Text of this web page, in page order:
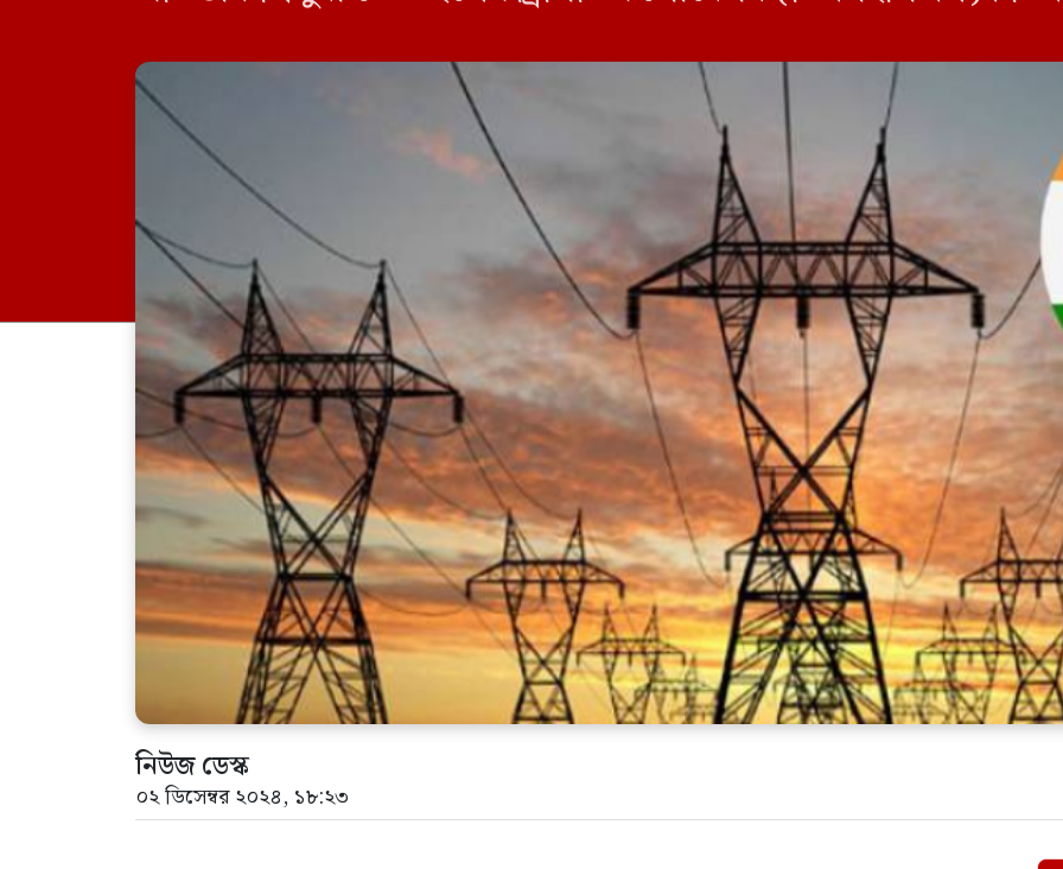
নিউজ ডেস্ক
০২ ডিসেম্বর ২০২৪, ১৮:২৩